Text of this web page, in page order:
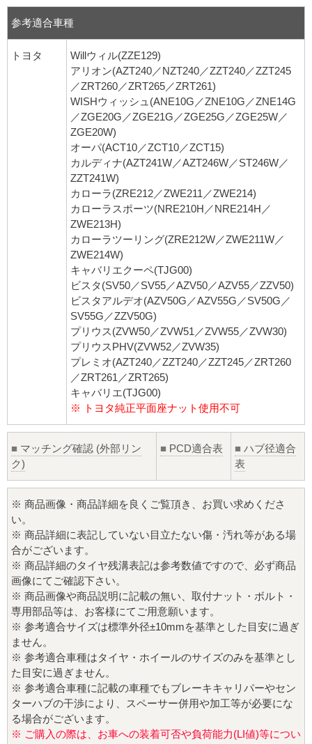
参考適合車種
トヨタ
Willウィル(ZZE129)
アリオン(AZT240／NZT240／ZZT240／ZZT245
／ZRT260／ZRT265／ZRT261)
WISHウィッシュ(ANE10G／ZNE10G／ZNE14G
／ZGE20G／ZGE21G／ZGE25G／ZGE25W／
ZGE20W)
オーパ(ACT10／ZCT10／ZCT15)
カルディナ(AZT241W／AZT246W／ST246W／
ZZT241W)
カローラ(ZRE212／ZWE211／ZWE214)
カローラスポーツ(NRE210H／NRE214H／
ZWE213H)
カローラツーリング(ZRE212W／ZWE211W／
ZWE214W)
キャバリエクーペ(TJG00)
ビスタ(SV50／SV55／AZV50／AZV55／ZZV50)
ビスタアルデオ(AZV50G／AZV55G／SV50G／
SV55G／ZZV50G)
プリウス(ZVW50／ZVW51／ZVW55／ZVW30)
プリウスPHV(ZVW52／ZVW35)
プレミオ(AZT240／ZZT240／ZZT245／ZRT260
／ZRT261／ZRT265)
キャバリエ(TJG00)
※ トヨタ純正平面座ナット使用不可
■ マッチング確認 (外部リン
ク)
■ PCD適合表 ■ ハブ径適合
表
※ 商品画像・商品詳細を良くご覧頂き、お買い求めくださ
い。
※ 商品詳細に表記していない目立たない傷・汚れ等がある場
合がございます。
※ 商品詳細のタイヤ残溝表記は参考数値ですので、必ず商品
画像にてご確認下さい。
※ 商品画像や商品説明に記載の無い、取付ナット・ボルト・
専用部品等は、お客様にてご用意願います。
※ 参考適合サイズは標準外径±10mmを基準とした目安に過ぎ
ません。
※ 参考適合車種はタイヤ・ホイールのサイズのみを基準とし
た目安に過ぎません。
※ 参考適合車種に記載の車種でもブレーキキャリパーやセン
ターハブの干渉により、スペーサー併用や加工等が必要にな
る場合がございます。
※ ご購入の際は、お車への装着可否や負荷能力(LI値)等につい